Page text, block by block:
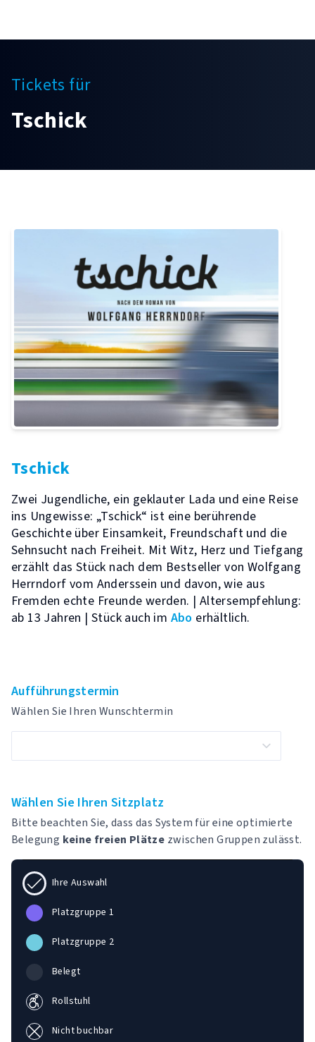
Tickets für
Tschick
Tschick
Zwei Jugendliche, ein geklauter Lada und eine Reise
ins Ungewisse: „Tschick“ ist eine berührende
Geschichte über Einsamkeit, Freundschaft und die
Sehnsucht nach Freiheit. Mit Witz, Herz und Tiefgang
erzählt das Stück nach dem Bestseller von Wolfgang
Herrndorf vom Anderssein und davon, wie aus
Fremden echte Freunde werden. | Altersempfehlung:
ab 13 Jahren | Stück auch im Abo erhältlich.
Aufführungstermin
Wählen Sie Ihren Wunschtermin
Wählen Sie Ihren Sitzplatz
Bitte beachten Sie, dass das System für eine optimierte
Belegung keine freien Plätze zwischen Gruppen zulässt.
Ihre Auswahl
Platzgruppe 1
Platzgruppe 2
Belegt
Rollstuhl
Nicht buchbar